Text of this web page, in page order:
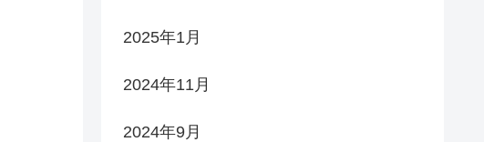
2025年1月
2024年11月
2024年9月